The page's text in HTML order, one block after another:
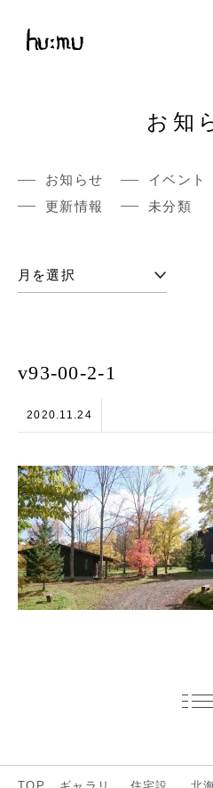
お知
お知らせ イベント
更新情報
未分類
v93-00-2-1
2020.11.24